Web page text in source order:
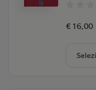
€ 16,00